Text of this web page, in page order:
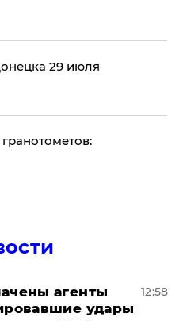
29 июля
агенты
удары
12:58